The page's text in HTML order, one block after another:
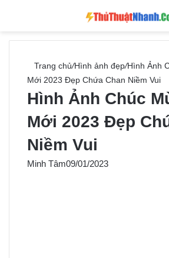
Trang chủ/Hình ảnh đẹp/Hình Ảnh
Mới 2023 Đẹp Chứa Chan Niềm Vui
Hình Ảnh Chúc
Mới 2023 Đẹp
Niềm Vui
Minh Tâm09/01/2023